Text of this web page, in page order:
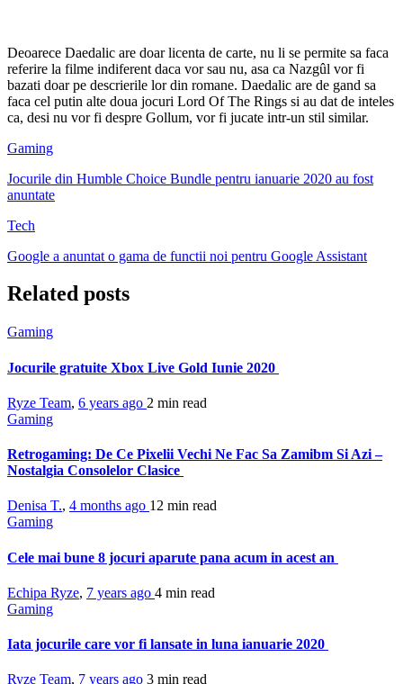
Deoarece Daedalic are doar licenta de carte, nu li se permite sa faca
referire la filme indiferent daca vor sau nu, asa ca Nazgûl vor fi
bazati doar pe descrierile lor din romane. Daedalic are de gand sa
faca cel putin alte doua jocuri Lord Of The Rings si au dat de inteles
ca, desi nu vor fi despre Gollum, vor fi jucate intr-un stil similar.
Gaming
Jocurile din Humble Choice Bundle pentru ianuarie 2020 au fost
anuntate
Tech
Google a anuntat o gama de functii noi pentru Google Assistant
Related posts
Gaming
Jocurile gratuite Xbox Live Gold Iunie 2020
Ryze Team, 6 years ago 2 min read
Gaming
Retrogaming: De Ce Pixelii Vechi Ne Fac Sa Zamibm Si Azi –
Nostalgia Consolelor Clasice
Denisa T., 4 months ago 12 min read
Gaming
Cele mai bune 8 jocuri aparute pana acum in acest an
Echipa Ryze, 7 years ago 4 min read
Gaming
Iata jocurile care vor fi lansate in luna ianuarie 2020
Ryze Team, 7 years ago 3 min read